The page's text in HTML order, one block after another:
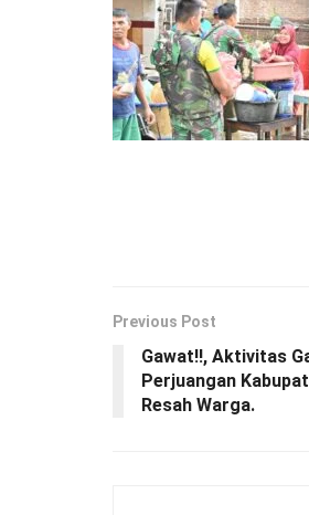
Previous Post
Gawat!!, Aktivitas
Perjuangan
Resah Warga.